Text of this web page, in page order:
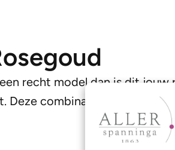
recht model dan is dit
Deze combinatie zorgt voor